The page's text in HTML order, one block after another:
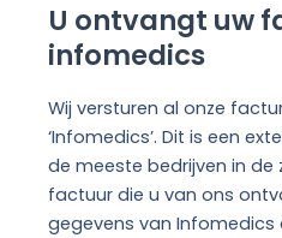
U ontvangt uw
infomedics
Wij versturen al onze
‘Infomedics’. Dit is een
de meeste bedrijven in de
factuur die u van ons
gegevens van Infomedics